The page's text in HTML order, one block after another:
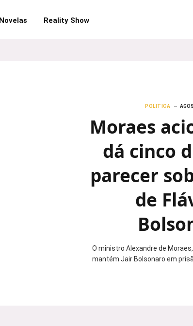
Novelas Reality Show
POLITICA
Moraes
dá cinco
parecer
de
O ministro Alexandre de
mantém Jair Bolsonaro em